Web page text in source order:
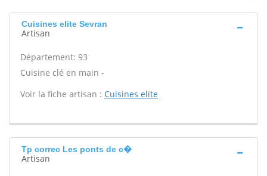
Cuisines elite Sevran
Artisan
Département: 93
Cuisine clé en main -
Voir la fiche artisan : Cuisines elite
Tp correc Les ponts de c�
Artisan